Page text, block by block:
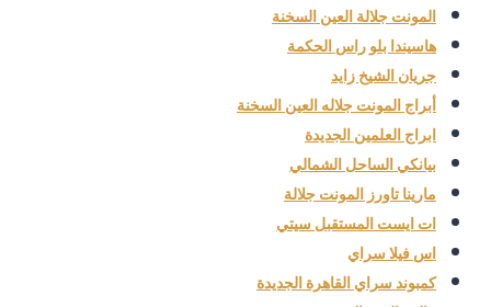
المونت جلالة العين السخنة
هاسيندا بلو راس الحكمة
جريان الشيخ زايد
أبراج المونت جلاله العين السخنة
ابراج العلمين الجديدة
بيانكي الساحل الشمالي
مارينا تاورز المونت جلالة
ات ايست المستقبل سيتي
اس فيلا سراي
كمبوند سراي القاهرة الجديدة